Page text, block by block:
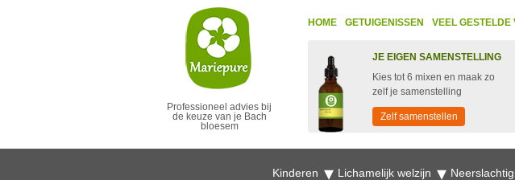
Professioneel advies bij
de keuze van je Bach
bloesem
HOME GETUIGENISSEN VEEL GESTELDE
JE EIGEN SAMENSTELLING
Kies tot 6 mixen en maak zo
zelf je samenstelling
Zelf samenstellen
Kinderen Lichamelijk welzijn